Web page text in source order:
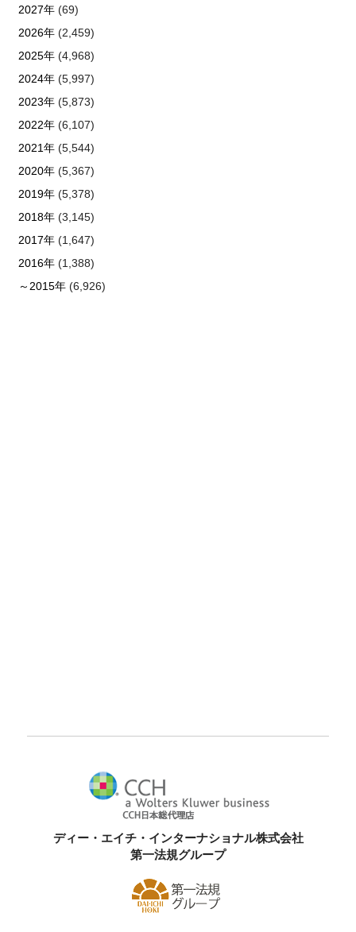
2027年(69)
2026年(2,459)
2025年(4,968)
2024年(5,997)
2023年(5,873)
2022年(6,107)
2021年(5,544)
2020年(5,367)
2019年(5,378)
2018年(3,145)
2017年(1,647)
2016年(1,388)
～2015年(6,926)
ディー・エイチ・インターナショナル株式会社
第一法規グループ